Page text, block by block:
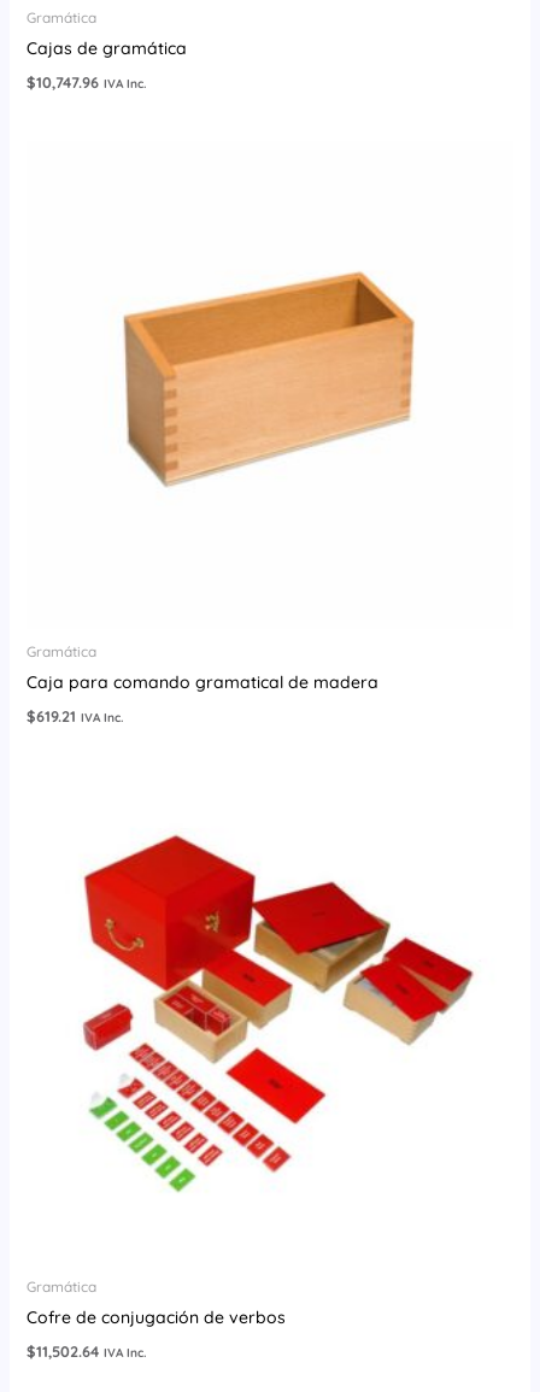
Gramática
Cajas de gramática
$10,747.96 IVA Inc.
Gramática
Caja para comando gramatical de madera
$619.21 IVA Inc.
Gramática
Cofre de conjugación de verbos
$11,502.64 IVA Inc.